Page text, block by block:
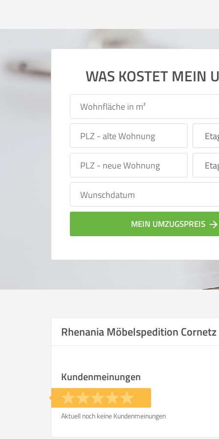
WAS KOSTET MEIN
MEIN UMZUGSPREIS arrow_forward
Vergleichsergebnis
Ihre Angaben: am
Rhenania Möbelspedition Cornetz
Kundenmeinungen
Aktuell noch keine Kundenmeinungen